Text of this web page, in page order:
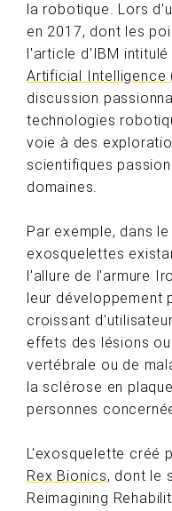
la robotique. Lors
en 2017, dont les
l'article d'IBM intitulé
Artificial Intelligence
discussion
technologies
voie à des
scientifiques
domaines.
Par exemple, dans
exosquelettes
l'allure de l'armure
leur développement
croissant
effets des lésions
vertébrale ou de
la sclérose en
personnes
L'exosquelette créé
Rex Bionics, dont le
Reimagining